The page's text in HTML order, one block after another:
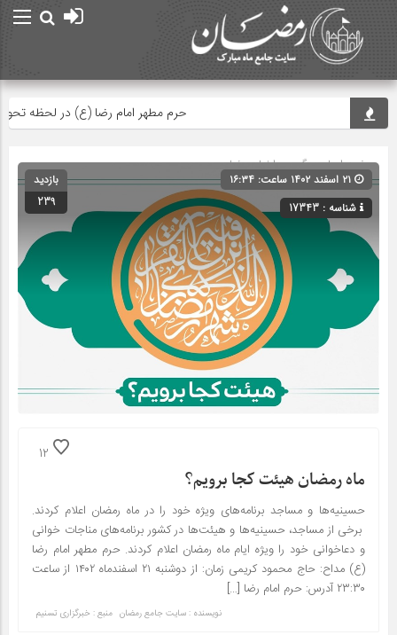
حرم مطهر امام رضا (ع) در لحظه تحویل سال
صفحه اصلی» گروه »اخبار رمضان
شناسه : 17343
بازدید
239
12
ماه رمضان هیئت کجا برویم؟
حسینیه‌ها و مساجد برنامه‌های ویژه خود را در ماه رمضان اعلام کردند.
برخی از مساجد، حسینیه‌ها و هیئت‌ها در کشور برنامه‌های مناجات خوانی
و دعاخوانی خود را ویژه ایام ماه رمضان اعلام کردند. حرم مطهر امام رضا
(ع) مداح: حاج محمود کریمی زمان: از دوشنبه ۲۱ اسفندماه ۱۴۰۲ از ساعت
۲۳:۳۰ آدرس: حرم امام رضا […]
نویسنده : سایت جامع رمضان منبع : خبرگزاری تسنیم